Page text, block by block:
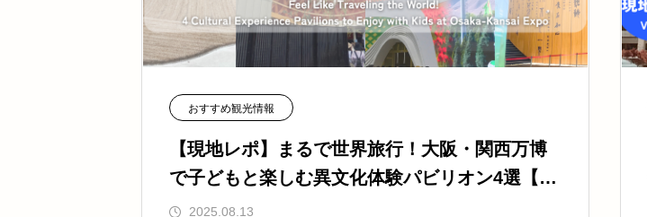
おすすめ観光情報
【現地レポ】まるで世界旅行！大阪・関西万博
で子どもと楽しむ異文化体験パビリオン4選【Vo
l.11】
2025.08.13